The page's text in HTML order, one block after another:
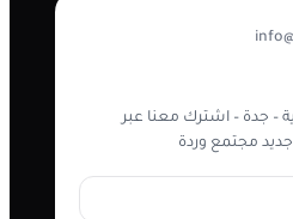
– جدة – اشترك معنا عبر
مجتمع وردة